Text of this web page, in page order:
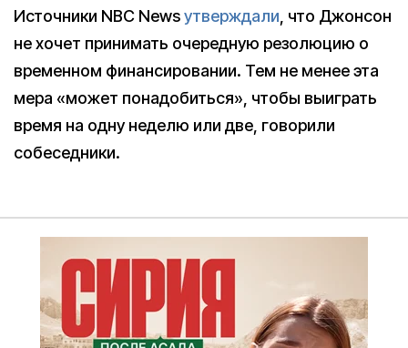
Источники NBC Newsутверждали, что Джонсон
не хочет принимать очередную резолюцию о
временном финансировании. Тем не менее эта
мера «может понадобиться», чтобы выиграть
время на одну неделю или две, говорили
собеседники.